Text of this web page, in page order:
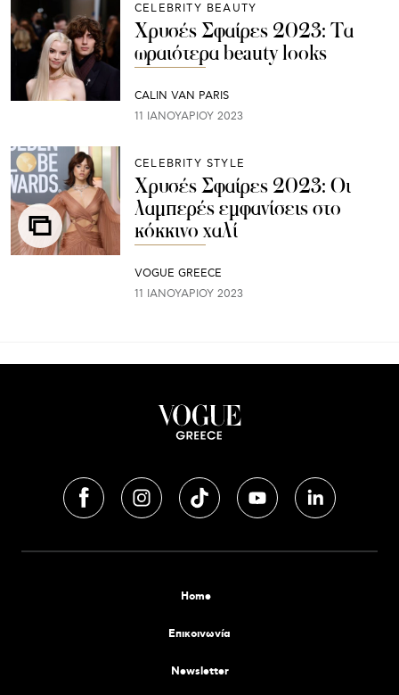
CELEBRITY BEAUTY
Χρυσές Σφαίρες 2023: Τα
ωραιότερα beauty looks
CALIN VAN PARIS
11 ΙΑΝΟΥΑΡΊΟΥ 2023
CELEBRITY STYLE
Χρυσές Σφαίρες 2023: Οι
λαμπερές εμφανίσεις στο
κόκκινο χαλί
VOGUE GREECE
11 ΙΑΝΟΥΑΡΊΟΥ 2023
Home
Επικοινωνία
Newsletter